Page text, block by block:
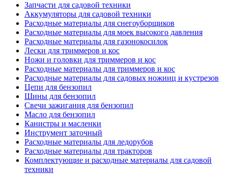
Запчасти для садовой техники
Аккумуляторы для садовой техники
Расходные материалы для снегоуборщиков
Расходные материалы для моек высокого давления
Расходные материалы для газонокосилок
Лески для триммеров и кос
Ножи и головки для триммеров и кос
Расходные материалы для триммеров и кос
Расходные материалы для садовых ножниц и кустрезов
Цепи для бензопил
Шины для бензопил
Свечи зажигания для бензопил
Масло для бензопил
Канистры и масленки
Инструмент заточный
Расходные материалы для ледорубов
Расходные материалы для тракторов
Комплектующие и расходные материалы для садовой
техники